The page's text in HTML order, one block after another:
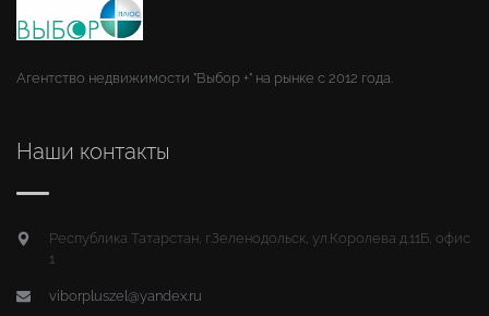
Агентство недвижимости "Выбор +" на рынке с 2012 года.
Наши контакты
Республика Татарстан, г.Зеленодольск, ул.Королева д.11Б, офис
1
viborpluszel@yandex.ru